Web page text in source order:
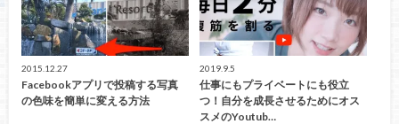
2015.12.27
Facebookアプリで投稿する写真
の色味を簡単に変える方法
2019.9.5
仕事にもプライベートにも役立
つ！自分を成長させるためにオス
スメのYoutub…